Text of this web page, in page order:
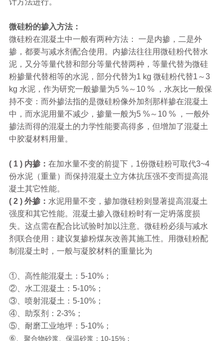
微硅粉的掺入方法：
微硅粉在混凝土中一般有两种方法： 一是内掺，二是外
掺，都要与减水剂配合使用。内掺法往往用微硅粉代替水
泥，又分等量代替和部分等量代替两种，等量代替为微硅
粉掺量代替相等的水泥，部分代替为1 kg 微硅粉代替1～3
kg 水泥，作为研究一般掺量为5 %～10 % ，水灰比一般保
持不变：而外掺法指的是微硅粉像外加剂那样掺在混凝土
中，而水泥用量不减少，掺量一般为5 %～10 % ，一般外
掺法而得的混凝土的力学性能要高得多，但增加了混凝土
中胶凝材料用量。
( 1 ) 内掺： 在加水量不变的前提下，1份微硅粉可取代3~4
份水泥（重量）而保持混凝土立方体抗压强不变而提高混
凝土其它性能。
( 2 ) 外掺： 水泥用量不变，掺加微硅粉则显著提高混凝土
强度和其它性能。混凝土掺入微硅粉时有一定坍落度损
失。这点需在配合比试验时加以注意。微硅粉必须与减水
剂联合使用：建议复掺粉煤灰改善其施工性。用微硅粉配
制混凝土时，一般与凝胶材料的重量比为
①、高性能混凝土：5-10%；
②、水工混凝土：5-10%；
③、喷射混凝土：5-10%；
④、助泵剂：2-3%；
⑤、耐磨工业地坪：5-10%；
⑥、 聚合物砂浆、保温砂浆：10-15%；